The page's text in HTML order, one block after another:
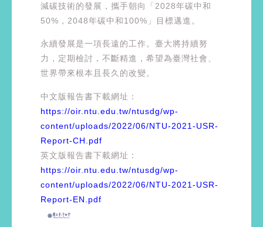
減碳技術的發展，攜手朝向「2028年碳中和
50%，2048年碳中和100%」目標邁進。
永續發展是一項長遠的工作。臺大將持續努
力，定期檢討，不斷精進，希望為臺灣社會、
世界帶來根本且長久的改變。
中文版報告書下載網址：
https://oir.ntu.edu.tw/ntusdg/wp-
content/uploads/2022/06/NTU-2021-USR-
Report-CH.pdf
英文版報告書下載網址：
https://oir.ntu.edu.tw/ntusdg/wp-
content/uploads/2022/06/NTU-2021-USR-
Report-EN.pdf